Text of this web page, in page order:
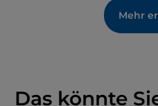
Mehr
Das könnte